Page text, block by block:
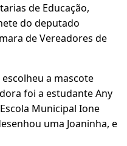
de Educação,
do deputado
de Vereadores de
a mascote
foi a estudante Any
Municipal Ione
uma Joaninha, e